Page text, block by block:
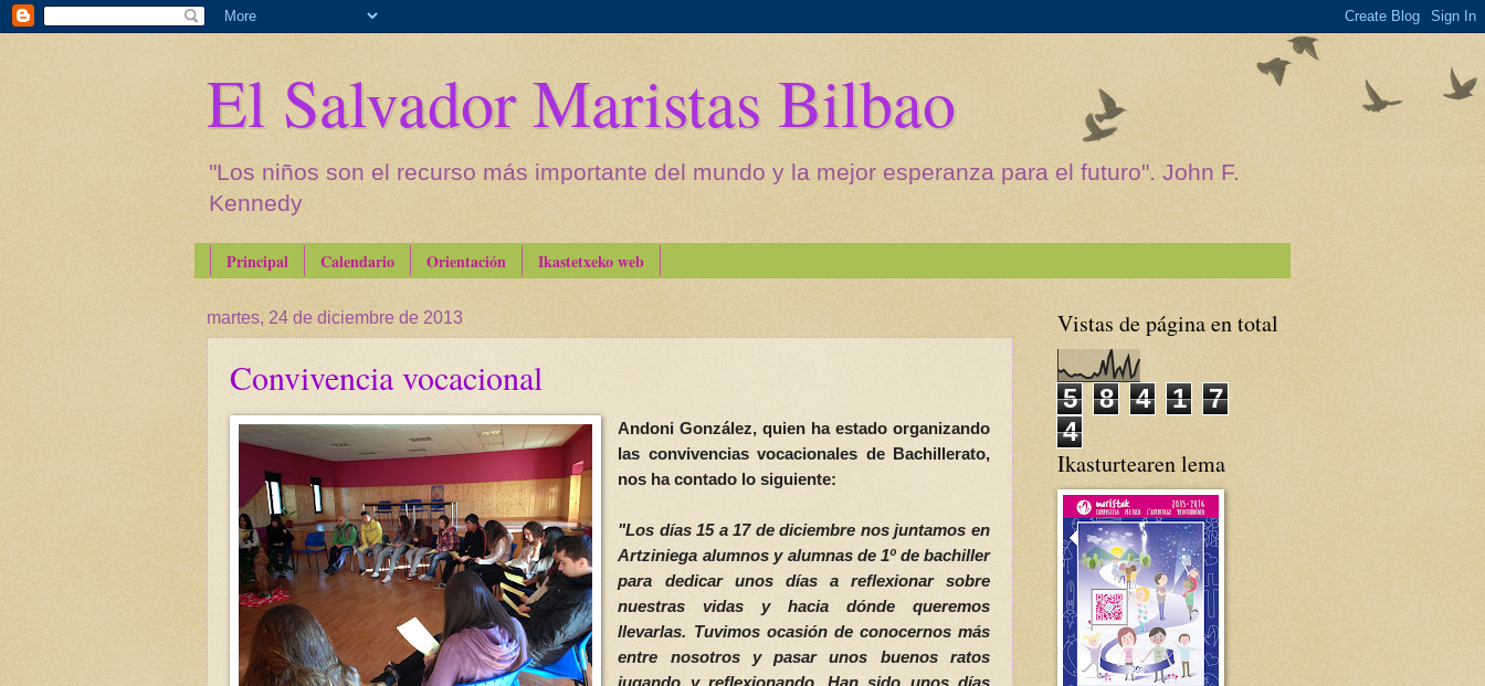
El Salvador Maristas Bilbao
"Los niños son el recurso más importante del mundo y la mejor esperanza para el futuro". John F.
Kennedy
Principal Calendario Orientación Ikastetxeko web
martes, 24 de diciembre de 2013
Convivencia vocacional
Andoni González, quien ha estado organizando
las convivencias vocacionales de Bachillerato,
nos ha contado lo siguiente:
"Los días 15 a 17 de diciembre nos juntamos en
Artziniega alumnos y alumnas de 1º de bachiller
para dedicar unos días a reflexionar sobre
nuestras vidas y hacia dónde queremos
llevarlas. Tuvimos ocasión de conocernos más
entre nosotros y pasar unos buenos ratos
jugando y reflexionando. Han sido unos días
Vistas de página en total
5 8 4 1
7
4
Ikasturtearen lema